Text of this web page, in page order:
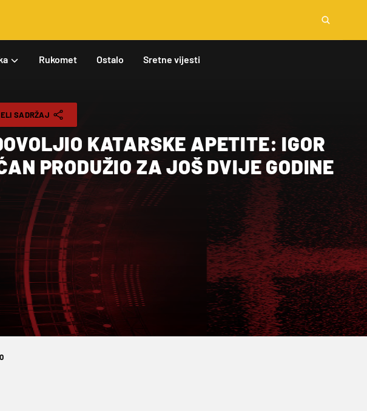
Rukomet Ostalo Sretne vijesti
SADRŽAJ
KATARSKE APETITE: IGOR
PRODUŽIO ZA JOŠ DVIJE GODINE